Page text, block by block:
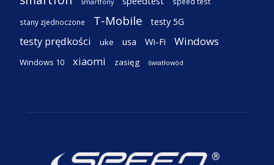
stany zjednoczone T-Mobile testy 5G
testy prędkości uke usa Wi-Fi Windows
Windows 10 xiaomi zasięg światłowód